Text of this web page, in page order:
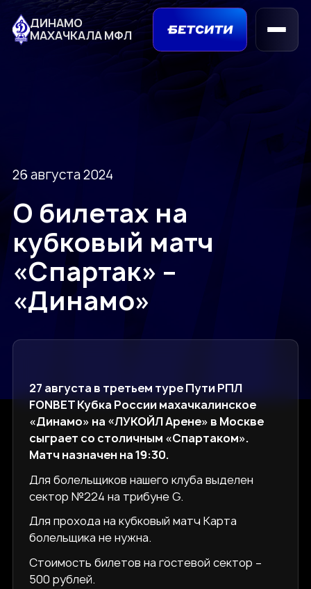
ДИНАМО
МАХАЧКАЛА МФЛ
26 августа 2024
О билетах на
кубковый матч
«Спартак» –
«Динамо»
27 августа в третьем туре Пути РПЛ
FONBET Кубка России махачкалинское
«Динамо» на «ЛУКОЙЛ Арене» в Москве
сыграет со столичным «Спартаком».
Матч назначен на 19:30.
Для болельщиков нашего клуба выделен
сектор №224 на трибуне G.
Для прохода на кубковый матч Карта
болельщика не нужна.
Стоимость билетов на гостевой сектор –
500 рублей.